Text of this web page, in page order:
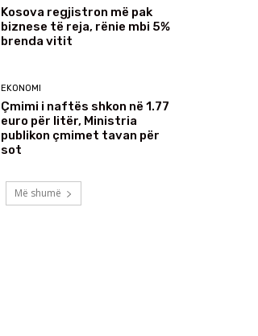
Kosova regjistron më pak
biznese të reja, rënie mbi 5%
brenda vitit
EKONOMI
Çmimi i naftës shkon në 1.77
euro për litër, Ministria
publikon çmimet tavan për
sot
Më shumë